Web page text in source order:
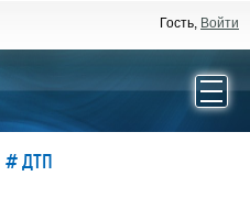
Гость, Войти
# ДТП